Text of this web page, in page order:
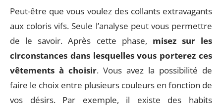
Peut-être que vous voulez des collants extravagants
aux coloris vifs. Seule l’analyse peut vous permettre
de le savoir. Après cette phase, misez sur les
circonstances dans lesquelles vous porterez ces
vêtements à choisir. Vous avez la possibilité de
faire le choix entre plusieurs couleurs en fonction de
vos désirs. Par exemple, il existe des habits